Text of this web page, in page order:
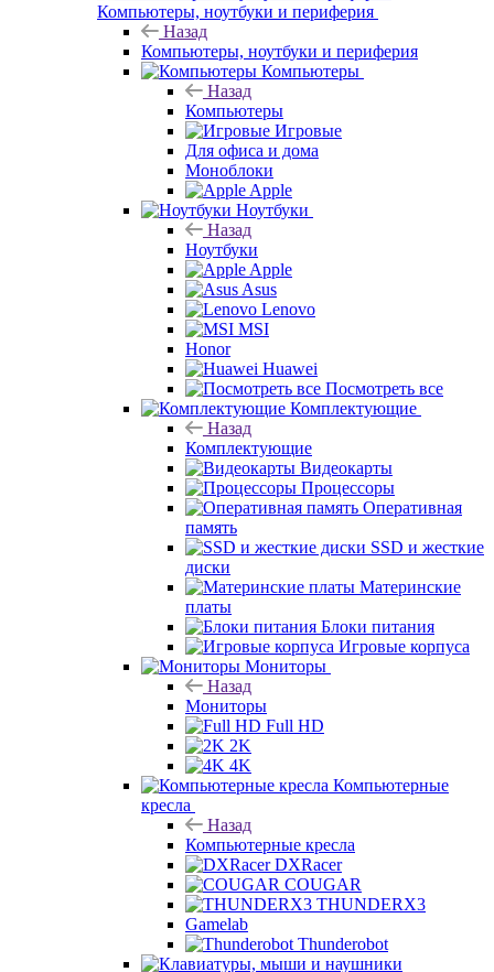
Компьютеры, ноутбуки и периферия
Назад
Компьютеры, ноутбуки и периферия
Компьютеры
Назад
Компьютеры
Игровые
Для офиса и дома
Моноблоки
Apple
Ноутбуки
Назад
Ноутбуки
Apple
Asus
Lenovo
MSI
Honor
Huawei
Посмотреть все
Комплектующие
Назад
Комплектующие
Видеокарты
Процессоры
Оперативная
память
SSD и жесткие
диски
Материнские
платы
Блоки питания
Игровые корпуса
Мониторы
Назад
Мониторы
Full HD
2K
4K
Компьютерные
кресла
Назад
Компьютерные кресла
DXRacer
COUGAR
THUNDERX3
Gamelab
Thunderobot